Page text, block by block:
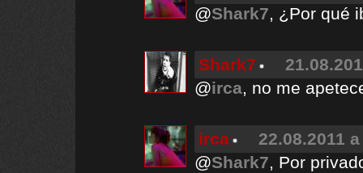
@Shark7, ¿Por qué
Shark7
@irca, no me
irca
22.08.2011
@Shark7, Por